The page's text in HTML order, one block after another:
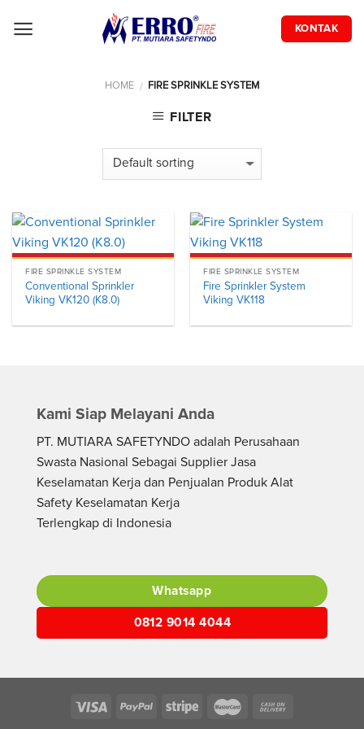
KONTAK
HOME / FIRE SPRINKLE SYSTEM
FILTER
FIRE SPRINKLE SYSTEM
Conventional Sprinkler
Viking VK120 (K8.0)
FIRE SPRINKLE SYSTEM
Fire Sprinkler System
Viking VK118
Kami Siap Melayani Anda
PT. MUTIARA SAFETYNDO adalah Perusahaan
Swasta Nasional Sebagai Supplier Jasa
Keselamatan Kerja dan Penjualan Produk Alat
Safety Keselamatan Kerja
Terlengkap di Indonesia
Whatsapp
0812 9014 4044